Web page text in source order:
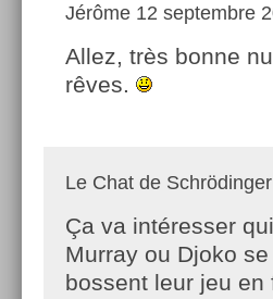
Jérôme 12 septembre
Allez, très bonne
rêves.
Le Chat de Schrödinger
Ça va intéresser
Murray ou Djoko
bossent leur jeu